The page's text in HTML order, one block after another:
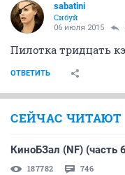
sabatini
Сибуй
06 июля 2015
Пилотка тридцать
ОТВЕТИТЬ
СЕЙЧАС ЧИТАЮТ
КиноБЗал (NF) (часть
187782 746